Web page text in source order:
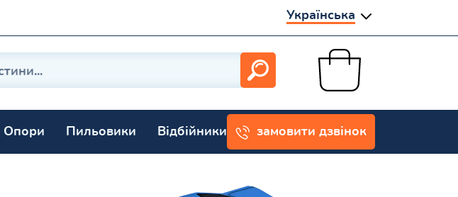
Українська
Опори Пильовики Відбійники замовити дзвінок